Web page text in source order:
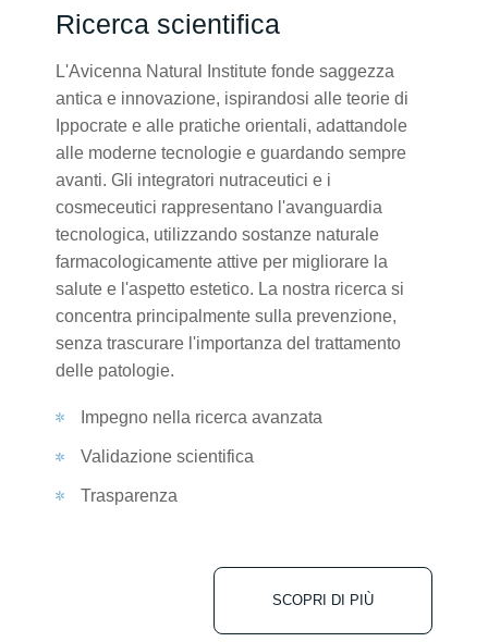
Ricerca scientifica
L'Avicenna Natural Institute fonde saggezza
antica e innovazione, ispirandosi alle teorie di
Ippocrate e alle pratiche orientali, adattandole
alle moderne tecnologie e guardando sempre
avanti. Gli integratori nutraceutici e i
cosmeceutici rappresentano l'avanguardia
tecnologica, utilizzando sostanze naturale
farmacologicamente attive per migliorare la
salute e l'aspetto estetico. La nostra ricerca si
concentra principalmente sulla prevenzione,
senza trascurare l'importanza del trattamento
delle patologie.
Impegno nella ricerca avanzata
Validazione scientifica
Trasparenza
SCOPRI DI PIÙ